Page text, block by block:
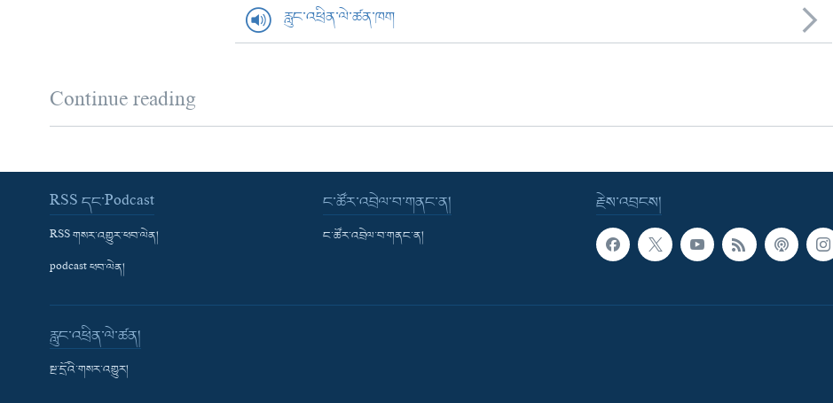
རླུང་འཕྲིན་ལེ་ཚན་ཁག
Continue reading
རྗེས་འབྲངས།
RSS དང་Podcast
RSS གསར་འགྱུར་ཕབ་ལེན།
podcast ཕབ་ལེན།
ང་ཚོར་འབྲེལ་བ་གནང་ན།
ང་ཚོར་འབྲེལ་བ་གནང་ན།
རླུང་འཕྲིན་ལེ་ཚན།
སྔ་དྲོའི་གསར་འགྱུར།